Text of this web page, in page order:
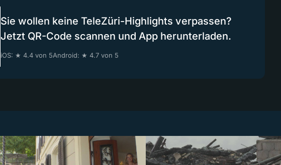
Sie wollen keine TeleZüri-Highlights verpassen?
Jetzt QR-Code scannen und App herunterladen.
iOS: ★ 4.4 von 5Android: ★ 4.7 von 5